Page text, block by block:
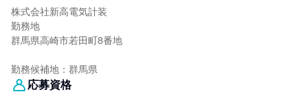
株式会社新高電気計装
勤務地
群馬県高崎市若田町8番地
勤務候補地：群馬県
応募資格